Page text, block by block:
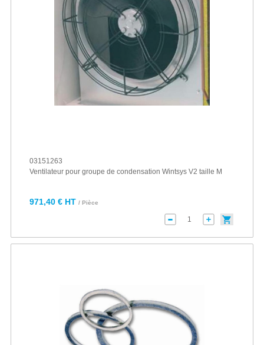
03151263
Ventilateur pour groupe de condensation Wintsys V2 taille M
971,40 € HT / Pièce